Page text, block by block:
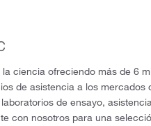
ciencia ofreciendo más de 6
de asistencia a los mercados
de ensayo,
con nosotros para una